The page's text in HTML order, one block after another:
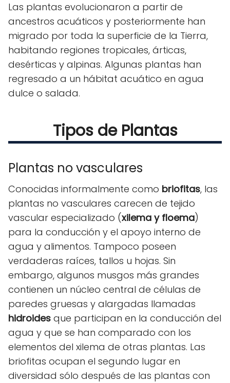
Las plantas evolucionaron a partir de
ancestros acuáticos y posteriormente han
migrado por toda la superficie de la Tierra,
habitando regiones tropicales, árticas,
desérticas y alpinas. Algunas plantas han
regresado a un hábitat acuático en agua
dulce o salada.
Tipos de Plantas
Plantas no vasculares
Conocidas informalmente como briofitas, las
plantas no vasculares carecen de tejido
vascular especializado (xilema y floema)
para la conducción y el apoyo interno de
agua y alimentos. Tampoco poseen
verdaderas raíces, tallos u hojas. Sin
embargo, algunos musgos más grandes
contienen un núcleo central de células de
paredes gruesas y alargadas llamadas
hidroides que participan en la conducción del
agua y que se han comparado con los
elementos del xilema de otras plantas. Las
briofitas ocupan el segundo lugar en
diversidad sólo después de las plantas con